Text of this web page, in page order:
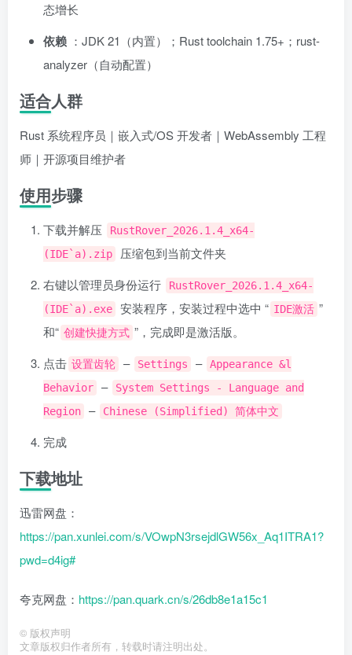
态增长
依赖 ：JDK 21（内置）；Rust toolchain 1.75+；rust-
analyzer（自动配置）
适合人群
Rust 系统程序员｜嵌入式/OS 开发者｜WebAssembly 工程
师｜开源项目维护者
使用步骤
下载并解压
RustRover_2026.1.4_x64-
(IDE`a).zip
压缩包到当前文件夹
右键以管理员身份运行
RustRover_2026.1.4_x64-
(IDE`a).exe
安装程序，安装过程中选中 “ IDE激活 ”
和“ 创建快捷方式 ”，完成即是激活版。
点击 设置齿轮 – Settings – Appearance &l
Behavior
–
System Settings - Language and
Region
– Chinese (Simplified) 简体中文
完成
下载地址
迅雷网盘：
https://pan.xunlei.com/s/VOwpN3rsejdlGW56x_Aq1ITRA1?
pwd=d4ig#
夸克网盘： https://pan.quark.cn/s/26db8e1a15c1
© 版权声明
文章版权归作者所有，转载时请注明出处。